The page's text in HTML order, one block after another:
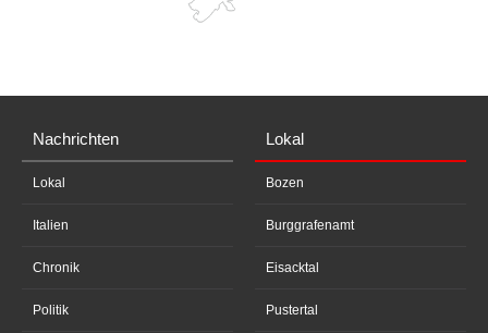
Nachrichten
Lokal
Italien
Chronik
Politik
Lokal
Bozen
Burggrafenamt
Eisacktal
Pustertal